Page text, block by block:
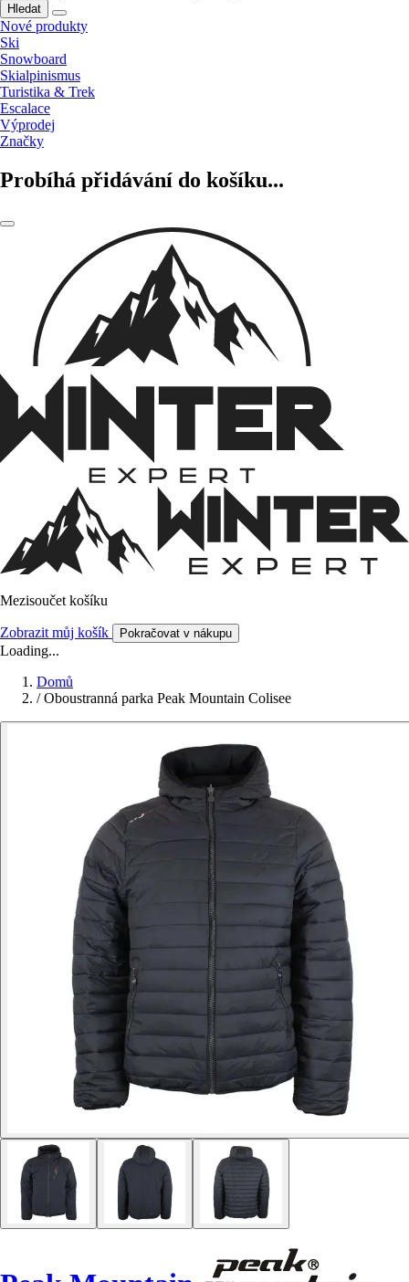
Hledat
Nové produkty
Ski
Snowboard
Skialpinismus
Turistika & Trek
Escalace
Výprodej
Značky
Probíhá přidávání do košíku...
Mezisoučet košíku
Zobrazit můj košík Pokračovat v nákupu
Loading...
Domů
/ Oboustranná parka Peak Mountain Colisee